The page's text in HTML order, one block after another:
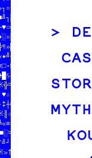
//
PAPIER ///
fanzine
charleroi
JEAN-CHAT
ONT MANGÉ
EN